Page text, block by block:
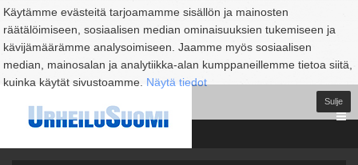
Käytämme evästeitä tarjoamamme sisällön ja mainosten
räätälöimiseen, sosiaalisen median ominaisuuksien tukemiseen ja
kävijämäärämme analysoimiseen. Jaamme myös sosiaalisen
median, mainosalan ja analytiikka-alan kumppaneillemme tietoa siitä,
kuinka käytät sivustoamme. Näytä tiedot
Sulje